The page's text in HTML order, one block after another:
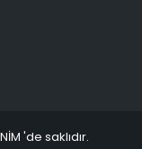
'de saklıdır.